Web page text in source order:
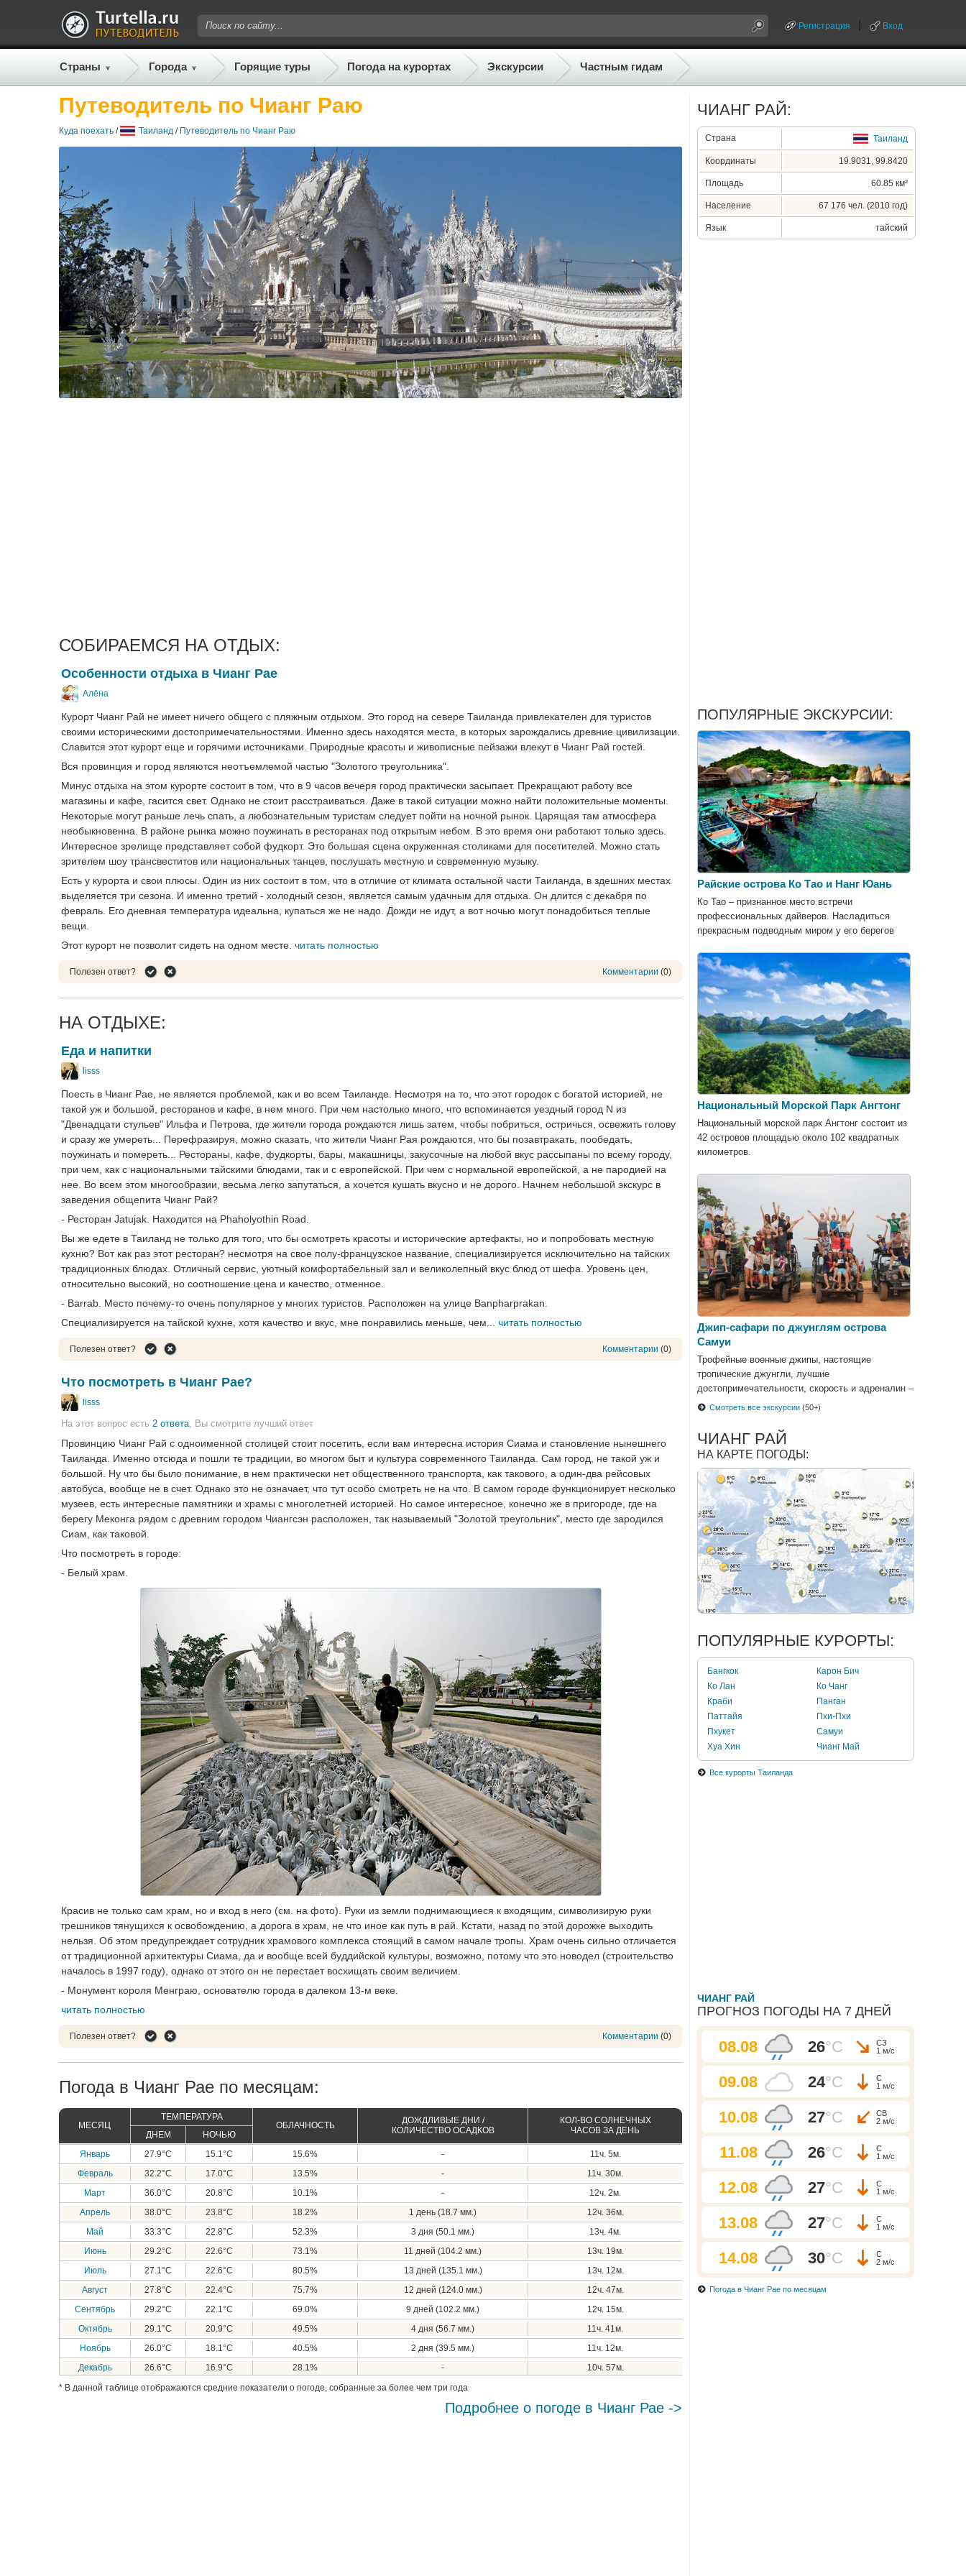
Регистрация Вход
Страны Города Горящие туры Погода на курортах Экскурсии Частным гидам
Путеводитель по Чианг Раю
Куда поехать / Таиланд / Путеводитель по Чианг Раю
СОБИРАЕМСЯ НА ОТДЫХ:
Особенности отдыха в Чианг Рае
Алёна
Курорт Чианг Рай не имеет ничего общего с пляжным отдыхом. Это город на севере Таиланда привлекателен для туристов
своими историческими достопримечательностями. Именно здесь находятся места, в которых зарождались древние цивилизации.
Славится этот курорт еще и горячими источниками. Природные красоты и живописные пейзажи влекут в Чианг Рай гостей.
Вся провинция и город являются неотъемлемой частью "Золотого треугольника".
Минус отдыха на этом курорте состоит в том, что в 9 часов вечеря город практически засыпает. Прекращают работу все
магазины и кафе, гасится свет. Однако не стоит расстраиваться. Даже в такой ситуации можно найти положительные моменты.
Некоторые могут раньше лечь спать, а любознательным туристам следует пойти на ночной рынок. Царящая там атмосфера
необыкновенна. В районе рынка можно поужинать в ресторанах под открытым небом. В это время они работают только здесь.
Интересное зрелище представляет собой фудкорт. Это большая сцена окруженная столиками для посетителей. Можно стать
зрителем шоу трансвеститов или национальных танцев, послушать местную и современную музыку.
Есть у курорта и свои плюсы. Один из них состоит в том, что в отличие от климата остальной части Таиланда, в здешних местах
выделяется три сезона. И именно третий - холодный сезон, является самым удачным для отдыха. Он длится с декабря по
февраль. Его дневная температура идеальна, купаться же не надо. Дожди не идут, а вот ночью могут понадобиться теплые
вещи.
Этот курорт не позволит сидеть на одном месте. читать полностью
Полезен ответ? Комментарии (0)
НА ОТДЫХЕ:
Еда и напитки
lisss
Поесть в Чианг Рае, не является проблемой, как и во всем Таиланде. Несмотря на то, что этот городок с богатой историей, не
такой уж и большой, ресторанов и кафе, в нем много. При чем настолько много, что вспоминается уездный город N из
"Двенадцати стульев" Ильфа и Петрова, где жители города рождаются лишь затем, чтобы побриться, остричься, освежить голову
и сразу же умереть... Перефразируя, можно сказать, что жители Чианг Рая рождаются, что бы позавтракать, пообедать,
поужинать и помереть... Рестораны, кафе, фудкорты, бары, макашницы, закусочные на любой вкус рассыпаны по всему городу,
при чем, как с национальными тайскими блюдами, так и с европейской. При чем с нормальной европейской, а не пародией на
нее. Во всем этом многообразии, весьма легко запутаться, а хочется кушать вкусно и не дорого. Начнем небольшой экскурс в
заведения общепита Чианг Рай?
- Ресторан Jatujak. Находится на Phaholyothin Road.
Вы же едете в Таиланд не только для того, что бы осмотреть красоты и исторические артефакты, но и попробовать местную
кухню? Вот как раз этот ресторан? несмотря на свое полу-французское название, специализируется исключительно на тайских
традиционных блюдах. Отличный сервис, уютный комфортабельный зал и великолепный вкус блюд от шефа. Уровень цен,
относительно высокий, но соотношение цена и качество, отменное.
- Barrab. Место почему-то очень популярное у многих туристов. Расположен на улице Banpharprakan.
Специализируется на тайской кухне, хотя качество и вкус, мне понравились меньше, чем... читать полностью
Полезен ответ? Комментарии (0)
Что посмотреть в Чианг Рае?
lisss
На этот вопрос есть 2 ответа , Вы смотрите лучший ответ
Провинцию Чианг Рай с одноименной столицей стоит посетить, если вам интересна история Сиама и становление нынешнего
Таиланда. Именно отсюда и пошли те традиции, во многом быт и культура современного Таиланда. Сам город, не такой уж и
большой. Ну что бы было понимание, в нем практически нет общественного транспорта, как такового, а один-два рейсовых
автобуса, вообще не в счет. Однако это не означает, что тут особо смотреть не на что. В самом городе функционирует несколько
музеев, есть интересные памятники и храмы с многолетней историей. Но самое интересное, конечно же в пригороде, где на
берегу Меконга рядом с древним городом Чиангсэн расположен, так называемый "Золотой треугольник", место где зародился
Сиам, как таковой.
Что посмотреть в городе:
- Белый храм.
Красив не только сам храм, но и вход в него (см. на фото). Руки из земли поднимающиеся к входящим, символизирую руки
грешников тянущихся к освобождению, а дорога в храм, не что иное как путь в рай. Кстати, назад по этой дорожке выходить
нельзя. Об этом предупреждает сотрудник храмового комплекса стоящий в самом начале тропы. Храм очень сильно отличается
от традиционной архитектуры Сиама, да и вообще всей буддийской культуры, возможно, потому что это новодел (строительство
началось в 1997 году), однако от этого он не перестает восхищать своим величием.
- Монумент короля Менграю, основателю города в далеком 13-м веке.
читать полностью
Полезен ответ? Комментарии (0)
Погода в Чианг Рае по месяцам:
МЕСЯЦ
ТЕМПЕРАТУРА
ОБЛАЧНОСТЬ
ДОЖДЛИВЫЕ ДНИ /
КОЛИЧЕСТВО ОСАДКОВ
КОЛ-ВО СОЛНЕЧНЫХ
ЧАСОВ ЗА ДЕНЬ
ДНЕМ
НОЧЬЮ
Январь
27.9°C 15.1°C 15.6% -
11ч. 5м.
Февраль
32.2°C 17.0°C 13.5% -
11ч. 30м.
Март
36.0°C 20.8°C 10.1% -
12ч. 2м.
Апрель
38.0°C 23.8°C 18.2% 1 день (18.7 мм.)
12ч. 36м.
Май
33.3°C 22.8°C 52.3% 3 дня (50.1 мм.)
13ч. 4м.
Июнь
29.2°C 22.6°C 73.1% 11 дней (104.2 мм.)
13ч. 19м.
Июль
27.1°C 22.6°C 80.5% 13 дней (135.1 мм.)
13ч. 12м.
Август
27.8°C 22.4°C 75.7% 12 дней (124.0 мм.)
12ч. 47м.
Сентябрь
29.2°C 22.1°C 69.0% 9 дней (102.2 мм.)
12ч. 15м.
Октябрь
29.1°C 20.9°C 49.5% 4 дня (56.7 мм.)
11ч. 41м.
Ноябрь
26.0°C 18.1°C 40.5% 2 дня (39.5 мм.)
11ч. 12м.
Декабрь
26.6°C 16.9°C 28.1% -
10ч. 57м.
* В данной таблице отображаются средние показатели о погоде, собранные за более чем три года
Подробнее о погоде в Чианг Рае ->
ЧИАНГ РАЙ:
Страна Таиланд
Координаты 19.9031, 99.8420
Площадь 60.85 км²
Население 67 176 чел. (2010 год)
Язык тайский
ПОПУЛЯРНЫЕ ЭКСКУРСИИ:
Райские острова Ко Тао и Нанг Юань
Ко Тао – признанное место встречи
профессиональных дайверов. Насладиться
прекрасным подводным миром у его берегов
Национальный Морской Парк Ангтонг
Национальный морской парк Ангтонг состоит из
42 островов площадью около 102 квадратных
километров.
Джип-сафари по джунглям острова
Самуи
Трофейные военные джипы, настоящие
тропические джунгли, лучшие
достопримечательности, скорость и адреналин –
все это джип-сафари по джунглям Самуи!
Смотреть все экскурсии (50+)
ЧИАНГ РАЙ
НА КАРТЕ ПОГОДЫ:
ПОПУЛЯРНЫЕ КУРОРТЫ:
Бангкок
Карон Бич
Ко Лан
Ко Чанг
Краби
Панган
Паттайя
Пхи-Пхи
Пхукет
Самуи
Хуа Хин
Чианг Май
Все курорты Таиланда
ЧИАНГ РАЙ
ПРОГНОЗ ПОГОДЫ НА 7 ДНЕЙ
08.08 26°C
СЗ
1 м/с
09.08 24°C
С
1 м/с
10.08 27°C
СВ
2 м/с
11.08 26°C
С
1 м/с
12.08 27°C
С
1 м/с
13.08 27°C
С
1 м/с
14.08 30°C
С
2 м/с
Погода в Чианг Рае по месяцам